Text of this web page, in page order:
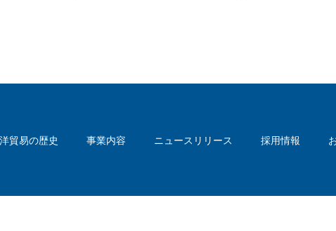
貿易の歴史 事業内容 ニュースリリース 採用情報